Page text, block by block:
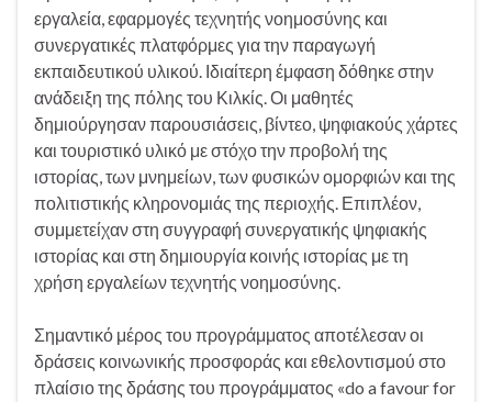
εργαλεία, εφαρμογές τεχνητής νοημοσύνης και
συνεργατικές πλατφόρμες για την παραγωγή
εκπαιδευτικού υλικού. Ιδιαίτερη έμφαση δόθηκε στην
ανάδειξη της πόλης του Κιλκίς. Οι μαθητές
δημιούργησαν παρουσιάσεις, βίντεο, ψηφιακούς χάρτες
και τουριστικό υλικό με στόχο την προβολή της
ιστορίας, των μνημείων, των φυσικών ομορφιών και της
πολιτιστικής κληρονομιάς της περιοχής. Επιπλέον,
συμμετείχαν στη συγγραφή συνεργατικής ψηφιακής
ιστορίας και στη δημιουργία κοινής ιστορίας με τη
χρήση εργαλείων τεχνητής νοημοσύνης.
Σημαντικό μέρος του προγράμματος αποτέλεσαν οι
δράσεις κοινωνικής προσφοράς και εθελοντισμού στο
πλαίσιο της δράσης του προγράμματος «do a favour for